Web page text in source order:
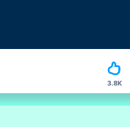
3.8K